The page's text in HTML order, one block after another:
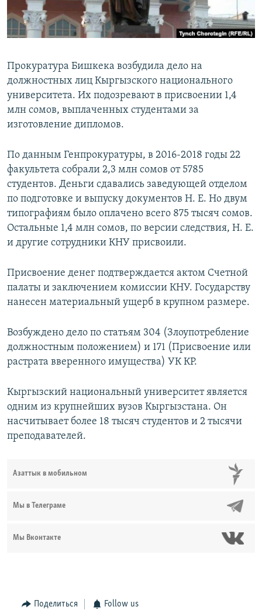
Прокуратура Бишкека возбудила дело на
должностных лиц Кыргызского национального
университета. Их подозревают в присвоении 1,4
млн сомов, выплаченных студентами за
изготовление дипломов.
По данным Генпрокуратуры, в 2016-2018 годы 22
факультета собрали 2,3 млн сомов от 5785
студентов. Деньги сдавались заведующей отделом
по подготовке и выпуску документов Н. Е. Но двум
типографиям было оплачено всего 875 тысяч сомов.
Остальные 1,4 млн сомов, по версии следствия, Н. Е.
и другие сотрудники КНУ присвоили.
Присвоение денег подтверждается актом Счетной
палаты и заключением комиссии КНУ. Государству
нанесен материальный ущерб в крупном размере.
Возбуждено дело по статьям 304 (Злоупотребление
должностным положением) и 171 (Присвоение или
растрата вверенного имущества) УК КР.
Кыргызский национальный университет является
одним из крупнейших вузов Кыргызстана. Он
насчитывает более 18 тысяч студентов и 2 тысячи
преподавателей.
Азаттык в мобильном
Мы в Телеграме
Мы Вконтакте
Поделиться Follow us